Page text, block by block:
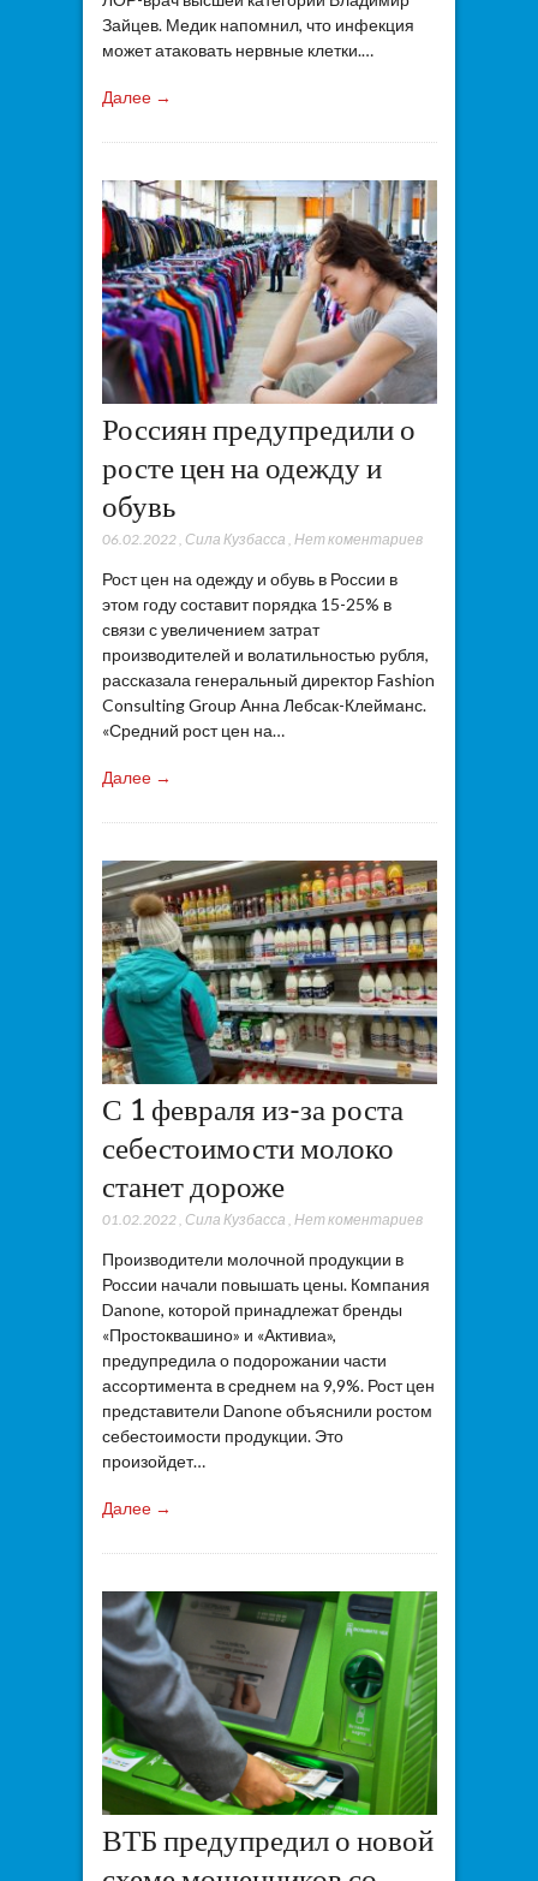
Зайцев. Медик напомнил, что инфекция
может атаковать нервные клетки.…
Далее →
Россиян предупредили о
росте цен на одежду и
обувь
06.02.2022, Сила Кузбасса , Нет коментариев
Рост цен на одежду и обувь в России в
этом году составит порядка 15-25% в
связи с увеличением затрат
производителей и волатильностью рубля,
рассказала генеральный директор Fashion
Consulting Group Анна Лебсак-Клейманс.
«Средний рост цен на…
Далее →
С 1 февраля из-за роста
себестоимости молоко
станет дороже
01.02.2022, Сила Кузбасса , Нет коментариев
Производители молочной продукции в
России начали повышать цены. Компания
Danonе, которой принадлежат бренды
«Простоквашино» и «Активиа»,
предупредила о подорожании части
ассортимента в среднем на 9,9%. Рост цен
представители Danone объяснили ростом
себестоимости продукции. Это
произойдет…
Далее →
ВТБ предупредил о новой